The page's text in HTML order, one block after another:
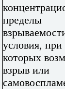
пределы
условия, при
которых
взрыв или